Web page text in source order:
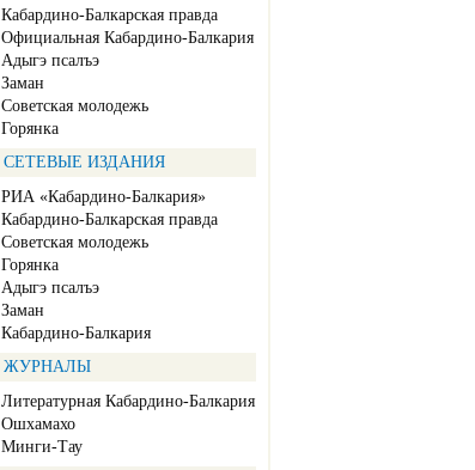
Кабардино-Балкарская правда
Официальная Кабардино-Балкария
Адыгэ псалъэ
Заман
Советская молодежь
Горянка
СЕТЕВЫЕ ИЗДАНИЯ
РИА «Кабардино-Балкария»
Кабардино-Балкарская правда
Советская молодежь
Горянка
Адыгэ псалъэ
Заман
Кабардино-Балкария
ЖУРНАЛЫ
Литературная Кабардино-Балкария
Ошхамахо
Минги-Тау